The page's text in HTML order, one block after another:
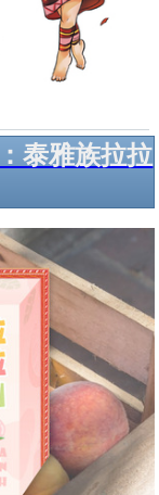
泰雅族拉拉